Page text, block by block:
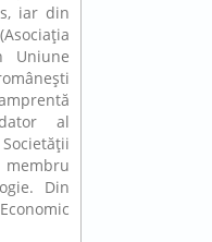
iar din
Uniune
al
membru
Din